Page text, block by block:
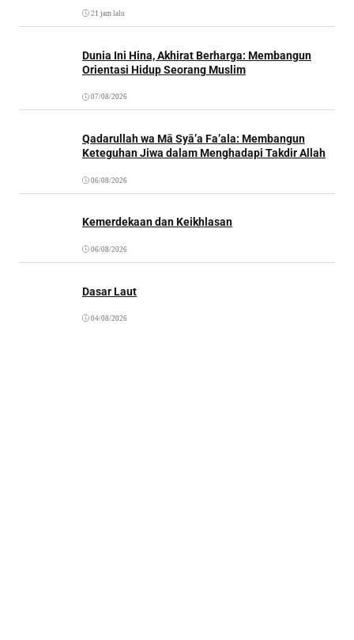
21 jam lalu
Dunia Ini Hina, Akhirat Berharga: Membangun
Orientasi Hidup Seorang Muslim
07/08/2026
Qadarullah wa Mā Syā’a Fa’ala: Membangun
Keteguhan Jiwa dalam Menghadapi Takdir Allah
06/08/2026
Kemerdekaan dan Keikhlasan
06/08/2026
Dasar Laut
04/08/2026